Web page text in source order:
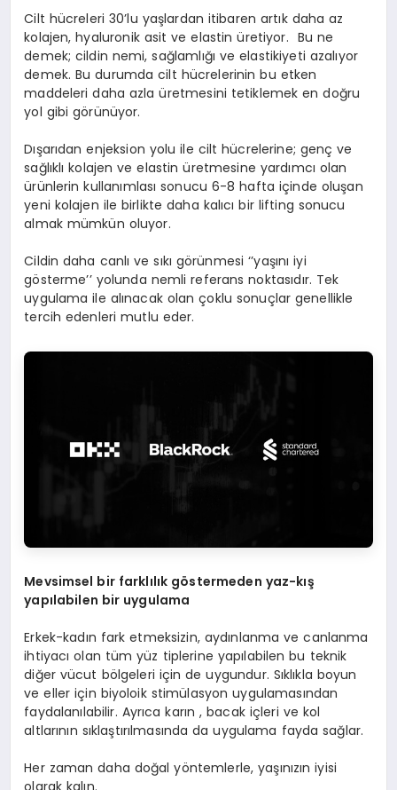
Cilt hücreleri 30’lu yaşlardan itibaren artık daha az
kolajen, hyaluronik asit ve elastin üretiyor. Bu ne
demek; cildin nemi, sağlamlığı ve elastikiyeti azalıyor
demek. Bu durumda cilt hücrelerinin bu etken
maddeleri daha azla üretmesini tetiklemek en doğru
yol gibi görünüyor.
Dışarıdan enjeksion yolu ile cilt hücrelerine; genç ve
sağlıklı kolajen ve elastin üretmesine yardımcı olan
ürünlerin kullanımlası sonucu 6-8 hafta içinde oluşan
yeni kolajen ile birlikte daha kalıcı bir lifting sonucu
almak mümkün oluyor.
Cildin daha canlı ve sıkı görünmesi ‘’yaşını iyi
gösterme’’ yolunda nemli referans noktasıdır. Tek
uygulama ile alınacak olan çoklu sonuçlar genellikle
tercih edenleri mutlu eder.
Mevsimsel bir farklılık göstermeden yaz-kış
yapılabilen bir uygulama
Erkek-kadın fark etmeksizin, aydınlanma ve canlanma
ihtiyacı olan tüm yüz tiplerine yapılabilen bu teknik
diğer vücut bölgeleri için de uygundur. Sıklıkla boyun
ve eller için biyoloik stimülasyon uygulamasından
faydalanılabilir. Ayrıca karın , bacak içleri ve kol
altlarının sıklaştırılmasında da uygulama fayda sağlar.
Her zaman daha doğal yöntemlerle, yaşınızın iyisi